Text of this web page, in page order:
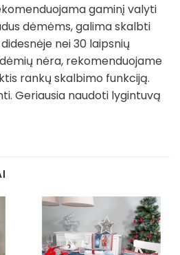
gaminį valyti
dėmėms, galima skalbti
nei 30 laipsnių
nėra, rekomenduojame
rankų skalbimo funkciją.
Geriausia naudoti lygintuvą